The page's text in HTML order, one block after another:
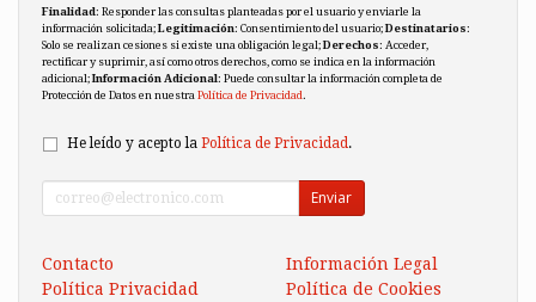
Finalidad: Responder las consultas planteadas por el usuario y enviarle la
información solicitada;Legitimación: Consentimiento del usuario;Destinatarios:
Solo se realizan cesiones si existe una obligación legal;Derechos: Acceder,
rectificar y suprimir, así como otros derechos, como se indica en la información
adicional;Información Adicional: Puede consultar la información completa de
Protección de Datos en nuestra Política de Privacidad.
He leído y acepto la Política de Privacidad .
Enviar
Contacto
Información Legal
Política Privacidad
Política de Cookies